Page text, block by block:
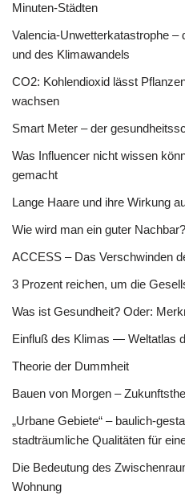
Minuten-Städten
Valencia-Unwetterkatastrophe –
und des Klimawandels
CO2: Kohlendioxid lässt
wachsen
Smart Meter – der
Was Influencer nicht wissen
gemacht
Lange Haare und ihre Wirkung
Wie wird man ein guter Nachbar?
ACCESS – Das Verschwinden
3 Prozent reichen, um die
Was ist Gesundheit? Oder:
Einfluß des Klimas — Weltatlas
Theorie der Dummheit
Bauen von Morgen –
„Urbane Gebiete“ – baulich-
stadträumliche Qualitäten für
Die Bedeutung des
Wohnung